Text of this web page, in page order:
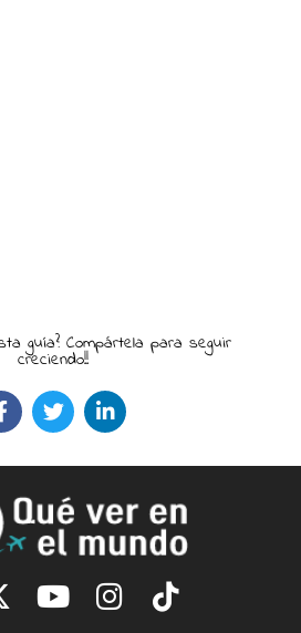
guía? Compártela para seguir
creciendo!!